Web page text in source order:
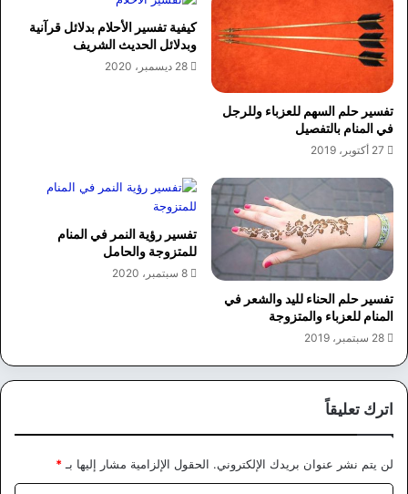
تفسير حلم السهم للعزباء وللرجل
في المنام بالتفصيل
27 أكتوبر، 2019
كيفية تفسير الأحلام بدلائل قرآنية
وبدلائل الحديث الشريف
28 ديسمبر، 2020
تفسير حلم الحناء لليد والشعر في
المنام للعزباء والمتزوجة
28 سبتمبر، 2019
تفسير رؤية النمر في المنام
للمتزوجة والحامل
8 سبتمبر، 2020
اترك تعليقاً
لن يتم نشر عنوان بريدك الإلكتروني. الحقول الإلزامية مشار إليها بـ *